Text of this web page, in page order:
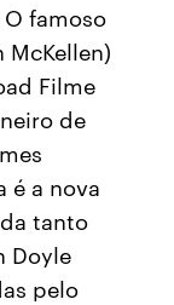
famoso
Filme
de
é a nova
tanto
Doyle
pelo